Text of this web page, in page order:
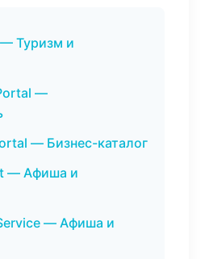
Туризм и
—
— Бизнес-каталог
— Афиша и
— Афиша и